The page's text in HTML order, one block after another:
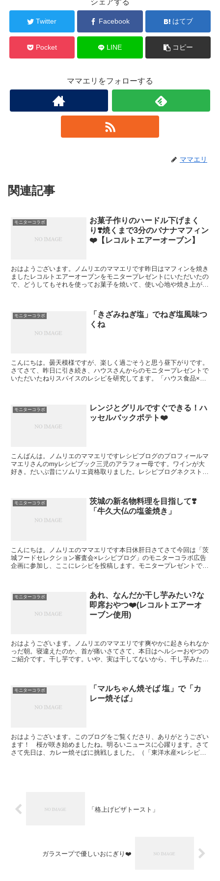
シェアする
Twitter Facebook はてブ
Pocket LINE コピー
ママエリをフォローする
ママエリ
関連記事
モニターコラボ
お菓子作りのハードル下げまく
り❣️焼くまで3分のバナナマフィン
❤️【レコルトエアーオーブン】
おはようございます。ノムリエのママエリです昨日はマフィンを焼き
ましたレコルトエアーオーブンをモニタープレゼントにいただいたの
で、どうしてもそれを使ってお菓子を焼いて、使い心地や焼き上がり
モニターコラボ
「きざみねぎ塩」でねぎ塩風味つ
くね
こんにちは。曇天模様ですが、楽しく過ごそうと思う昼下がりです。
さてさて、昨日に引き続き、ハウスさんからのモニタープレゼントで
いただいたねりスパイスのレシピを研究してます。「ハウス食品×レ
モニターコラボ
レンジとグリルですぐできる！ハ
ッセルバックポテト❤️
こんばんは。ノムリエのママエリですレシピブログのプロフィールマ
マエリさんのmyレシピブック三児のアラフォー母です。ワインが大
好き。だいぶ昔にソムリエ資格取りました。レシピブログネクストフ
モニターコラボ
茨城の新名物料理を目指して❣️
「牛久大仏の塩釜焼き」
こんにちは。ノムリエのママエリです本日休肝日さてさて今回は「茨
城フードセレクション審査会×レシピブログ」のモニターコラボ広告
企画に参加し、ここにレシピを投稿します。モニタープレゼントでい
モニターコラボ
あれ、なんだか干し芋みたい?な
即席おやつ❤️(レコルトエアーオ
ーブン使用)
おはようございます。ノムリエのママエリです爽やかに起きられなか
っだ朝。寝違えたのか、首が痛いさてさて、本日はヘルシーおやつの
ご紹介です。干し芋です。いや、実は干してないから、干し芋みたい
モニターコラボ
「マルちゃん焼そば 塩」で「カ
レー焼そば」
おはようございます。このブログをご覧くださり、ありがとうござい
ます！ 桜が咲き始めましたね。明るいニュースに心躍ります。さて
さて先日は、カレー焼そばに挑戦しました。（「東洋水産×レシピブ
「格上げビザトースト」
ガラスープで優しいおにぎり❤️